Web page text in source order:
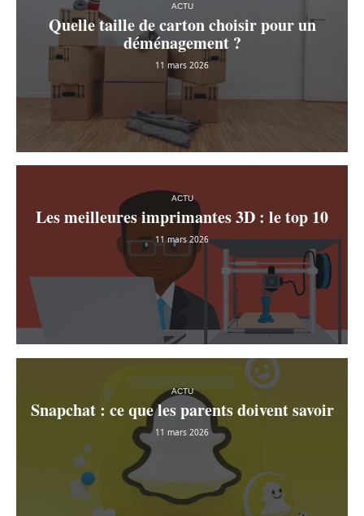
ACTU
Quelle taille de carton choisir pour un
déménagement ?
11 mars 2026
ACTU
Les meilleures imprimantes 3D : le top 10
11 mars 2026
ACTU
Snapchat : ce que les parents doivent savoir
11 mars 2026